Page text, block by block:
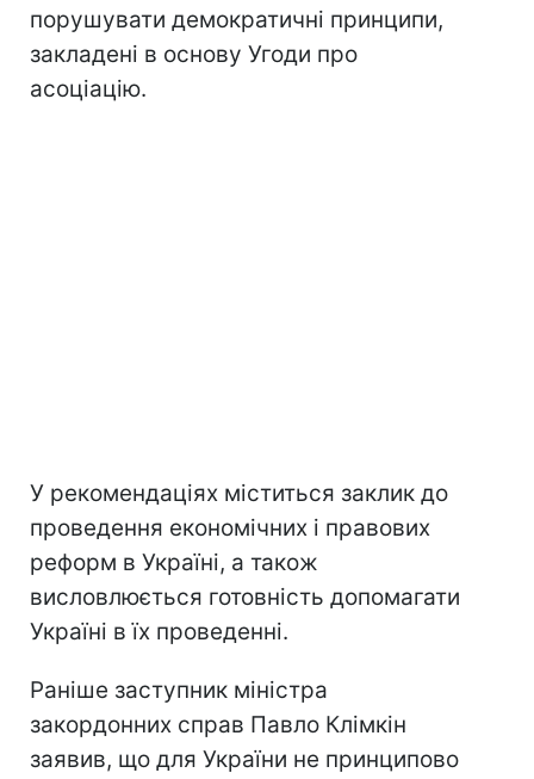
порушувати демократичні принципи,
закладені в основу Угоди про
асоціацію.
У рекомендаціях міститься заклик до
проведення економічних і правових
реформ в Україні, а також
висловлюється готовність допомагати
Україні в їх проведенні.
Раніше заступник міністра
закордонних справ Павло Клімкін
заявив, що для України не принципово